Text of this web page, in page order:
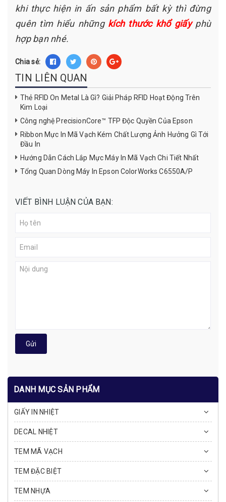
khi thực hiện in ấn sản phẩm bất kỳ thì đừng
quên tìm hiểu những kích thước khổ giấyphù
hợp bạn nhé.
Chia sẻ:
TIN LIÊN QUAN
Thẻ RFID On Metal Là Gì? Giải Pháp RFID Hoạt Động Trên
Kim Loại
Công nghệ PrecisionCore™ TFP Độc Quyền Của Epson
Ribbon Mực In Mã Vạch Kém Chất Lượng Ảnh Hưởng Gì Tới
Đầu In
Hướng Dẫn Cách Lắp Mực Máy In Mã Vạch Chi Tiết Nhất
Tổng Quan Dòng Máy In Epson ColorWorks C6550A/P
VIẾT BÌNH LUẬN CỦA BẠN:
Gửi
DANH MỤC SẢN PHẨM
GIẤY IN NHIỆT
DECAL NHIỆT
TEM MÃ VẠCH
TEM ĐẶC BIỆT
TEM NHỰA